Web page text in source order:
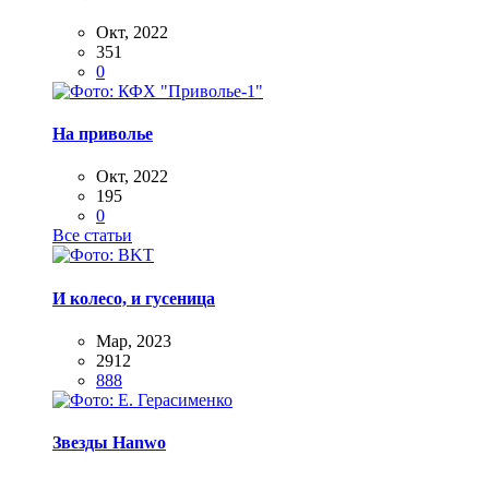
Окт, 2022
351
0
На приволье
Окт, 2022
195
0
Все статьи
И колесо, и гусеница
Мар, 2023
2912
888
Звезды Hanwo